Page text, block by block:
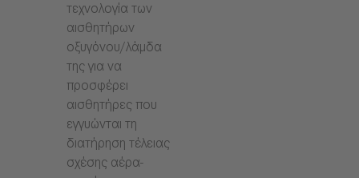
τεχνολογία των
αισθητήρων
οξυγόνου/λάμδα
της για να
προσφέρει
αισθητήρες που
εγγυώνται τη
διατήρηση τέλειας
σχέσης αέρα-